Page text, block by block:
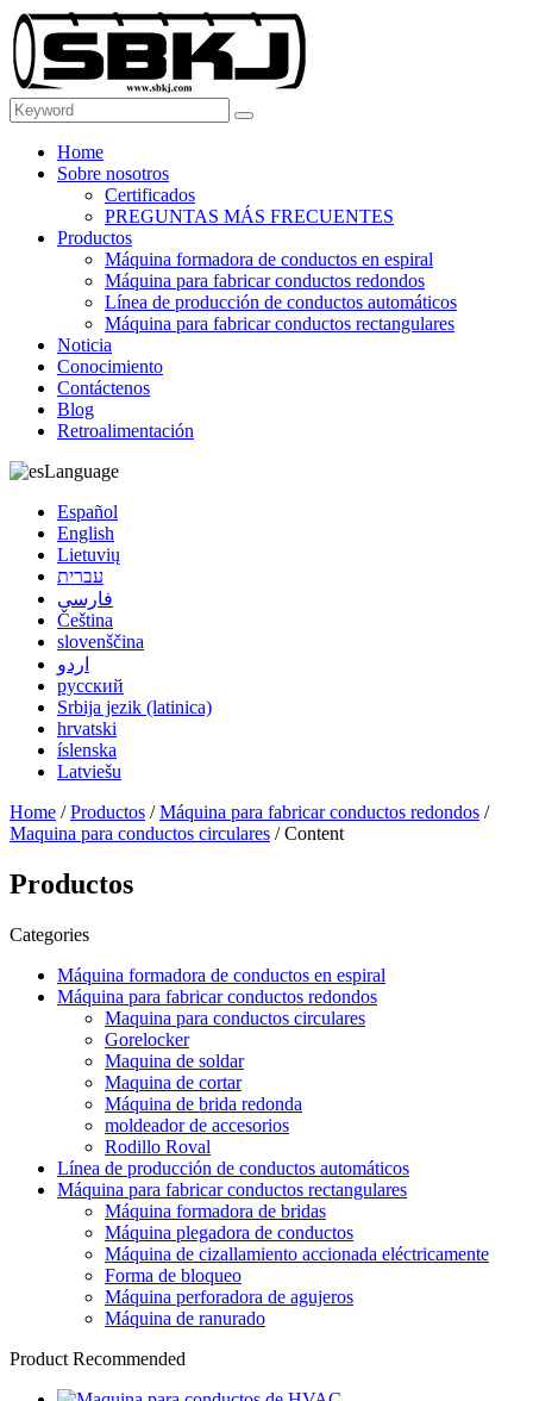
Home
Sobre nosotros
Certificados
PREGUNTAS MÁS FRECUENTES
Productos
Máquina formadora de conductos en espiral
Máquina para fabricar conductos redondos
Línea de producción de conductos automáticos
Máquina para fabricar conductos rectangulares
Noticia
Conocimiento
Contáctenos
Blog
Retroalimentación
Language
Español
English
Lietuvių
עברית
فارسی
Čeština
slovenščina
اردو
русский
Srbija jezik (latinica)
hrvatski
íslenska
Latviešu
Home /Productos /Máquina para fabricar conductos redondos /
Maquina para conductos circulares / Content
Productos
Categories
Máquina formadora de conductos en espiral
Máquina para fabricar conductos redondos
Maquina para conductos circulares
Gorelocker
Maquina de soldar
Maquina de cortar
Máquina de brida redonda
moldeador de accesorios
Rodillo Roval
Línea de producción de conductos automáticos
Máquina para fabricar conductos rectangulares
Máquina formadora de bridas
Máquina plegadora de conductos
Máquina de cizallamiento accionada eléctricamente
Forma de bloqueo
Máquina perforadora de agujeros
Máquina de ranurado
Product Recommended